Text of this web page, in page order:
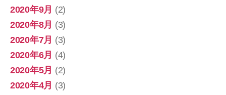
2020年9月 (2)
2020年8月 (3)
2020年7月 (3)
2020年6月 (4)
2020年5月 (2)
2020年4月 (3)